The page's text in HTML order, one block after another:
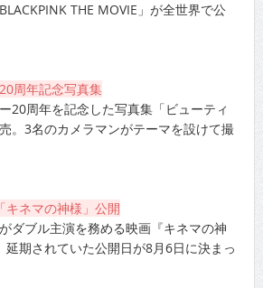
THE MOVIE」が全世界で公
周年記念写真集
20周年を記念した写真集「ビューティ
。3名のカメラマンがテーマを設けて撮
キネマの神様」公開
ダブル主演を務める映画『キネマの神
延期されていた公開日が8月6日に決まっ